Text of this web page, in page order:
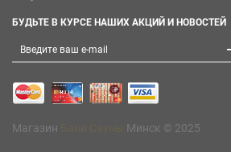
БУДЬТЕ В КУРСЕ НАШИХ АКЦИЙ И НОВОСТЕЙ
Магазин Минск © 2025